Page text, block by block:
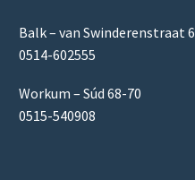
Balk – van Swinderenstraat 6
0514-602555
Workum – Súd 68-70
0515-540908